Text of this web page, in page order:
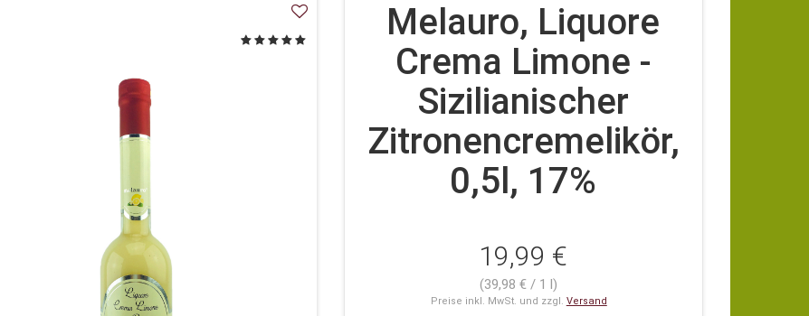
Melauro, Liquore
Crema Limone -
Sizilianischer
Zitronencremelikör,
0,5l, 17%
19,99 €
(39,98 € / 1 l)
Preise inkl. MwSt. und zzgl. Versand